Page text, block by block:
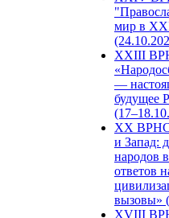
мир в
XXIII
—
будущее
XX ВРНС
и Запад:
народов
ответов
вызовы»
XVIII